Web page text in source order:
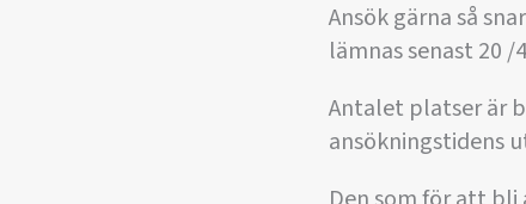
Ansök gärna så
lämnas senast 20 /
Antalet platser är
ansökningstidens